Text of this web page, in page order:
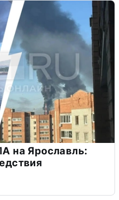
на Ярославль: